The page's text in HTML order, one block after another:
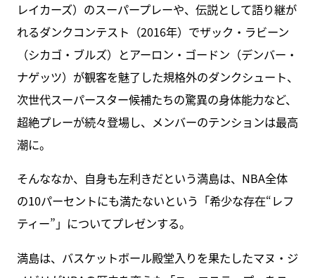
レイカーズ）のスーパープレーや、伝説として語り継が
れるダンクコンテスト（2016年）でザック・ラビーン
（シカゴ・ブルズ）とアーロン・ゴードン（デンバー・
ナゲッツ）が観客を魅了した規格外のダンクシュート、
次世代スーパースター候補たちの驚異の身体能力など、
超絶プレーが続々登場し、メンバーのテンションは最高
潮に。
そんななか、自身も左利きだという満島は、NBA全体
の10パーセントにも満たないという「希少な存在“レフ
ティー”」についてプレゼンする。
満島は、バスケットボール殿堂入りを果たしたマヌ・ジ